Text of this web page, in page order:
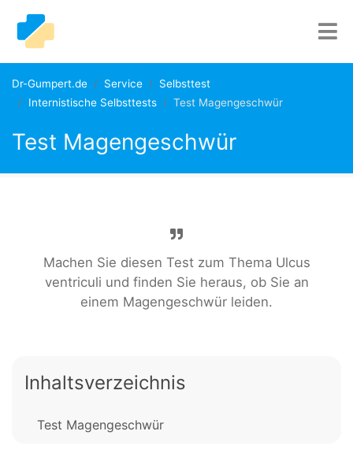
Dr-Gumpert.de Service
Selbsttest
Internistische Selbsttests
Test Magengeschwür
Test Magengeschwür
Machen Sie diesen Test zum Thema Ulcus
ventriculi und finden Sie heraus, ob Sie an
einem Magengeschwür leiden.
Inhaltsverzeichnis
Test Magengeschwür